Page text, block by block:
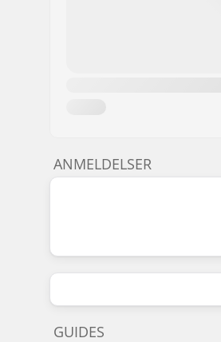
ANMELDELSER
GUIDES